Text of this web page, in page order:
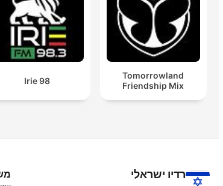
Tomorrowland
Friendship Mix
Irie 98
רדיו ישראלי